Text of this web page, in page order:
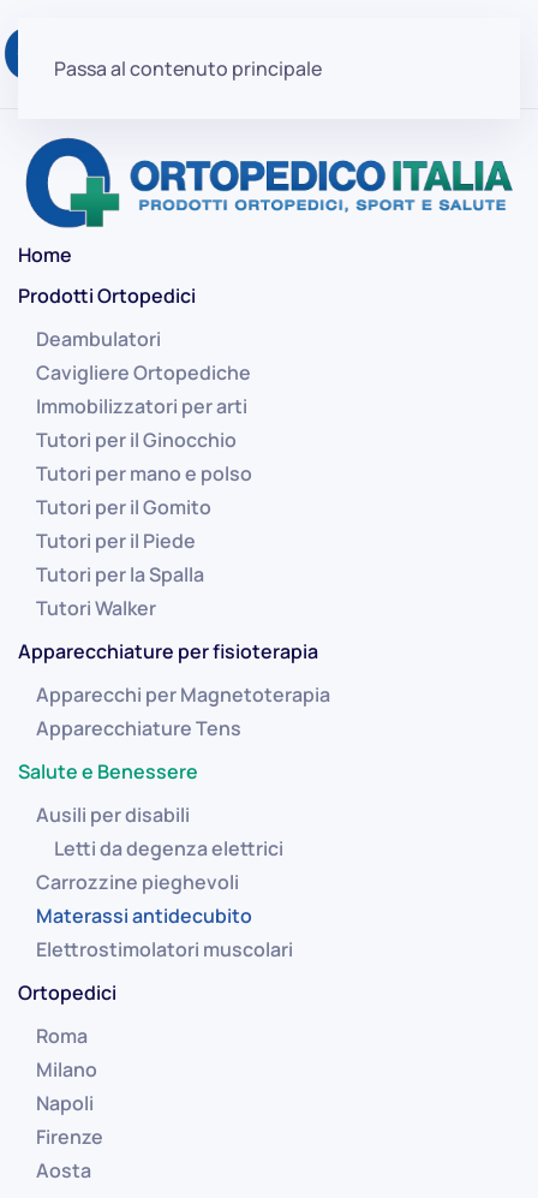
Passa al contenuto principale
Home
Prodotti Ortopedici
Deambulatori
Cavigliere Ortopediche
Immobilizzatori per arti
Tutori per il Ginocchio
Tutori per mano e polso
Tutori per il Gomito
Tutori per il Piede
Tutori per la Spalla
Tutori Walker
Apparecchiature per fisioterapia
Apparecchi per Magnetoterapia
Apparecchiature Tens
Salute e Benessere
Ausili per disabili
Letti da degenza elettrici
Carrozzine pieghevoli
Materassi antidecubito
Elettrostimolatori muscolari
Ortopedici
Roma
Milano
Napoli
Firenze
Aosta